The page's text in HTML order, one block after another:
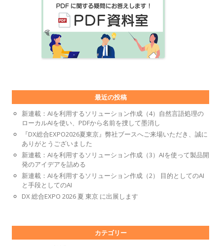
最近の投稿
新連載：AIを利用するソリューション作成（4）自然言語処理の
ローカルAIを使い、PDFから名前を捜して墨消し
『DX総合EXPO2026夏東京』弊社ブースへご来場いただき、誠に
ありがとうございました
新連載：AIを利用するソリューション作成（3）AIを使って製品開
発のアイデアを詰める
新連載：AIを利用するソリューション作成（2） 目的としてのAI
と手段としてのAI
DX 総合EXPO 2026 夏 東京 に出展します
カテゴリー